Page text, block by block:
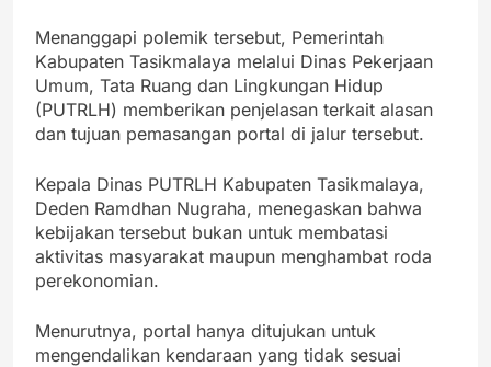
Menanggapi polemik tersebut, Pemerintah
Kabupaten Tasikmalaya melalui Dinas Pekerjaan
Umum, Tata Ruang dan Lingkungan Hidup
(PUTRLH) memberikan penjelasan terkait alasan
dan tujuan pemasangan portal di jalur tersebut.
Kepala Dinas PUTRLH Kabupaten Tasikmalaya,
Deden Ramdhan Nugraha, menegaskan bahwa
kebijakan tersebut bukan untuk membatasi
aktivitas masyarakat maupun menghambat roda
perekonomian.
Menurutnya, portal hanya ditujukan untuk
mengendalikan kendaraan yang tidak sesuai